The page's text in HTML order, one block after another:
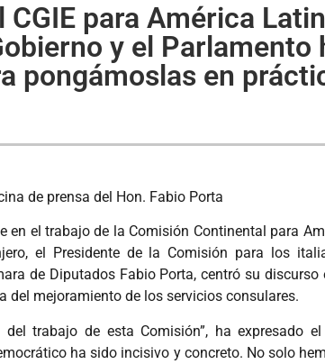
para América
y el Parlamento
pongámoslas en
de prensa del Hon. Fabio Porta
en el trabajo de la Comisión Continental para
el Presidente de la Comisión para los
de Diputados Fabio Porta, centró su discurso
del mejoramiento de los servicios consulares.
trabajo de esta Comisión”, ha expresado
ha sido incisivo y concreto. No solo